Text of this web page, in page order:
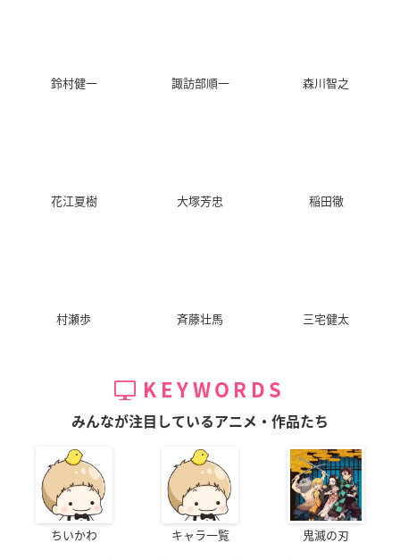
鈴村健一 諏訪部順一 森川智之
花江夏樹 大塚芳忠 稲田徹
村瀬歩 斉藤壮馬 三宅健太
KEYWORDS
みんなが注目しているアニメ・作品たち
ちいかわ キャラ一覧 鬼滅の刃